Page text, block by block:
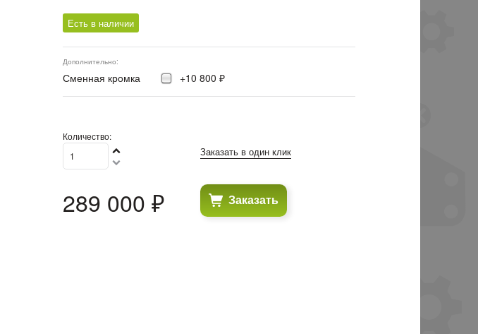
Есть в наличии
Дополнительно:
Сменная кромка +10 800 ₽
Количество:
289 000 ₽
Заказать в один клик
Заказать